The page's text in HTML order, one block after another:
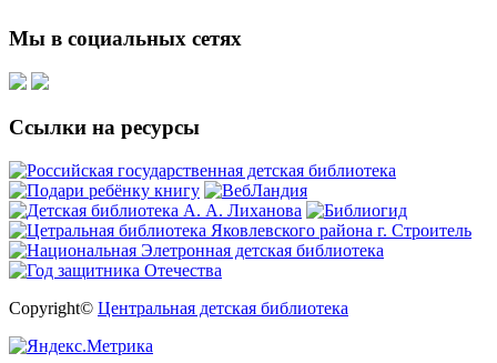
Мы в социальных сетях
Ссылки на ресурсы
Copyright© Центральная детская библиотека